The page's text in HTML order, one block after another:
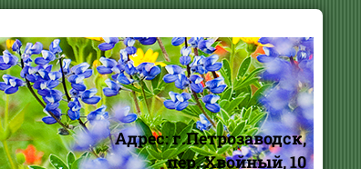
Адрес: г.Петрозаводск,
пер. Хвойный, 10